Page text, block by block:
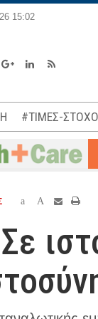
15:02
#ΤΙΜΕΣ-
a A